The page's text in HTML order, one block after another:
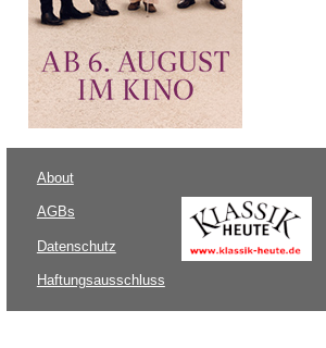
About
AGBs
Datenschutz
Haftungsausschluss